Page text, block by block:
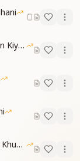
life’s way,
sway.
of my own,
Yours alone.
01-10-2025 Raat Ko Khud Se Baatein Kiya Kijiye
31-08-2025 Dekh Tere Aangan Mein Khud Bhagwan